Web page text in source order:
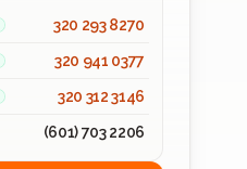
320 293 8270
320 941 0377
320 312 3146
(601) 703 2206